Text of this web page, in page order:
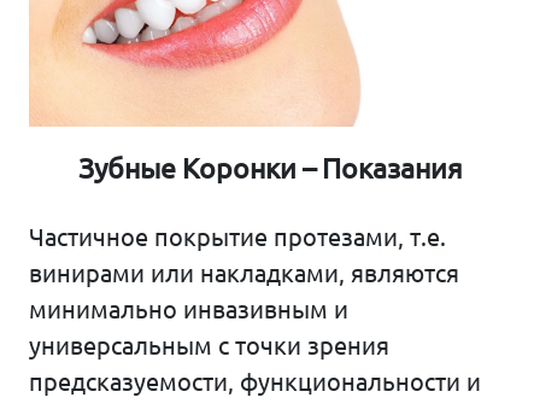
Зубные Коронки – Показания
Частичное покрытие протезами, т.е.
винирами или накладками, являются
минимально инвазивным и
универсальным с точки зрения
предсказуемости, функциональности и